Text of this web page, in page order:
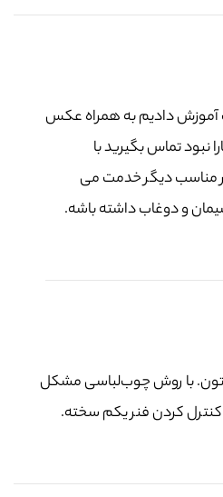
آموزش دادیم به همراه عکس
نبود تماس بگیرید با
مناسب دیگر خدمت می
و دوغاب داشته باشه.
با روش چوب‌لباسی مشکل
کردن فنر یکم سخته.